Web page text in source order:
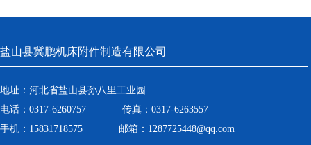
盐山县冀鹏机床附件制造有限公司
地址：河北省盐山县孙八里工业园
电话：0317-6260757 传真：0317-6263557
手机：15831718575 邮箱：1287725448@qq.com